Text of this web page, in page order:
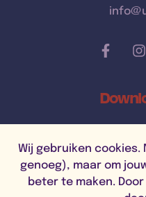
Wij gebruiken cookies.
genoeg), maar om
beter te maken.